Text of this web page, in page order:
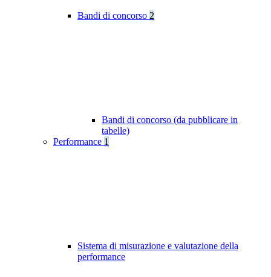
Bandi di concorso 2
Bandi di concorso (da pubblicare in
tabelle)
Performance 1
Sistema di misurazione e valutazione della
performance